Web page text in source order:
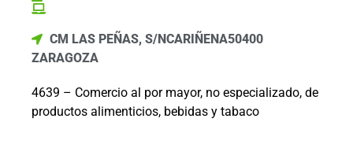
CM LAS PEÑAS, S/NCARIÑENA50400
ZARAGOZA
4639 – Comercio al por mayor, no especializado, de
productos alimenticios, bebidas y tabaco